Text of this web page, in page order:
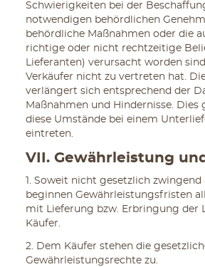
Schwierigkeiten bei der
notwendigen behördlichen
behördliche Maßnahmen oder die
richtige oder nicht rechtzeitige
Lieferanten) verursacht worden
Verkäufer nicht zu vertreten hat.
verlängert sich entsprechend der
Maßnahmen und Hindernisse. Dies
diese Umstände bei einem
eintreten.
VII. Gewährleistung
1. Soweit nicht gesetzlich
beginnen Gewährleistungsfristen
mit Lieferung bzw. Erbringung der
Käufer.
2. Dem Käufer stehen die
Gewährleistungsrechte zu.